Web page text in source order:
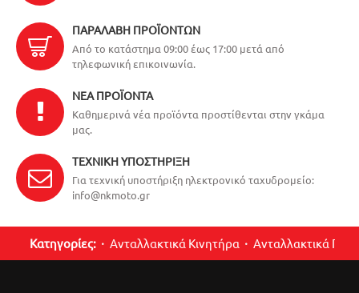
ΠΑΡΑΛΑΒΉ ΠΡΟΪΌΝΤΩΝ
Από το κατάστημα 09:00 έως 17:00 μετά από
τηλεφωνική επικοινωνία.
ΝΈΑ ΠΡΟΪΌΝΤΑ
Καθημερινά νέα προϊόντα προστίθενται στην γκάμα
μας.
ΤΕΧΝΙΚΉ ΥΠΟΣΤΉΡΙΞΗ
Για τεχνική υποστήριξη ηλεκτρονικό ταχυδρομείο:
info@nkmoto.gr
Κατηγορίες: Ανταλλακτικά Κινητήρα Ανταλλακτικά